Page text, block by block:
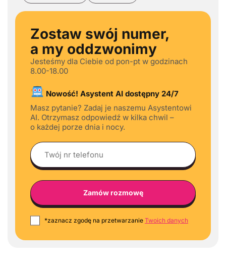
Zostaw swój numer,
a my oddzwonimy
Jesteśmy dla Ciebie od pon-pt w godzinach
8.00-18.00
Nowość! Asystent AI dostępny 24/7
Masz pytanie? Zadaj je naszemu Asystentowi
AI. Otrzymasz odpowiedź w kilka chwil –
o każdej porze dnia i nocy.
*zaznacz zgodę na przetwarzanie Twoich danych